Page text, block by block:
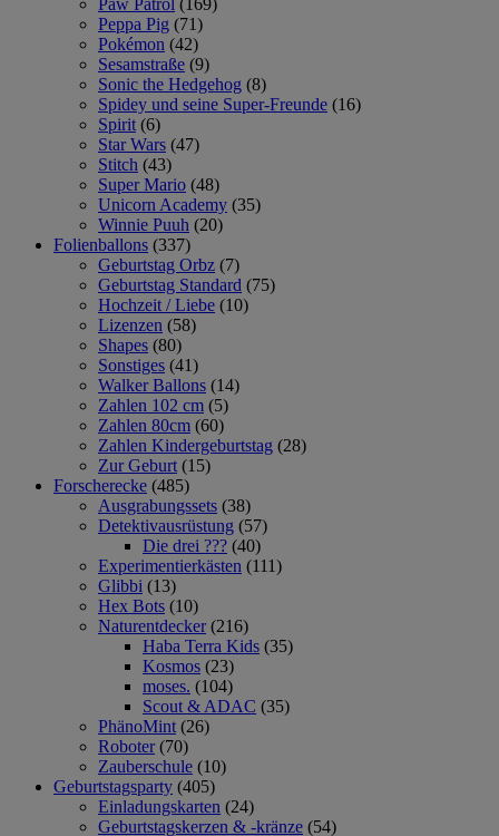
Peppa Pig (71)
Pokémon (42)
Sesamstraße (9)
Sonic the Hedgehog (8)
Spidey und seine Super-Freunde (16)
Spirit (6)
Star Wars (47)
Stitch (43)
Super Mario (48)
Unicorn Academy (35)
Winnie Puuh (20)
Folienballons (337)
Geburtstag Orbz (7)
Geburtstag Standard (75)
Hochzeit / Liebe (10)
Lizenzen (58)
Shapes (80)
Sonstiges (41)
Walker Ballons (14)
Zahlen 102 cm (5)
Zahlen 80cm (60)
Zahlen Kindergeburtstag (28)
Zur Geburt (15)
Forscherecke (485)
Ausgrabungssets (38)
Detektivausrüstung (57)
Die drei ??? (40)
Experimentierkästen (111)
Glibbi (13)
Hex Bots (10)
Naturentdecker (216)
Haba Terra Kids (35)
Kosmos (23)
moses. (104)
Scout & ADAC (35)
PhänoMint (26)
Roboter (70)
Zauberschule (10)
Geburtstagsparty (405)
Einladungskarten (24)
Geburtstagskerzen & -kränze (54)